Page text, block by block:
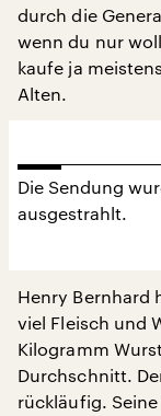
durch die
wenn du nur
kaufe ja
Alten.
Die Sendung
ausgestrahlt.
Henry Bernhard
viel Fleisch und
Kilogramm
Durchschnitt.
rückläufig.